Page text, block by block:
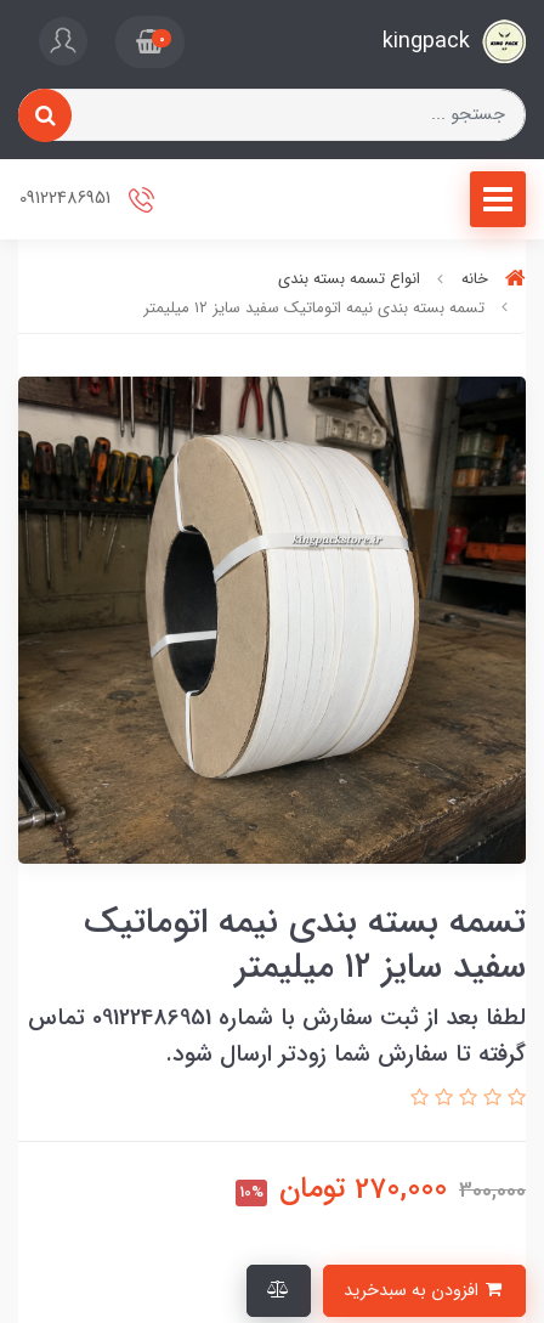
kingpack
0
خانه
انواع تسمه بسته بندی
تسمه بسته بندی نیمه اتوماتیک سفید سایز ۱۲ میلیمتر
تسمه بسته بندی نیمه اتوماتیک
سفید سایز ۱۲ میلیمتر
لطفا بعد از ثبت سفارش با شماره 09122486951 تماس
گرفته تا سفارش شما زودتر ارسال شود.
300,000
270,000 تومان 10%